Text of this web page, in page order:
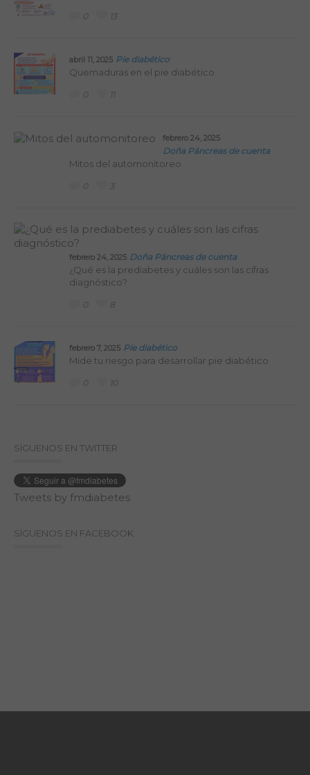
abril 11, 2025 Pie diabético
Quemaduras en el pie diabético
febrero 24, 2025
Doña Páncreas de cuenta
Mitos del automonitoreo
febrero 24, 2025 Doña Páncreas de cuenta
¿Qué es la prediabetes y cuáles son las cifras
diagnóstico?
febrero 7, 2025 Pie diabético
Mide tu riesgo para desarrollar pie diabético
SÍGUENOS EN TWITTER
Tweets by fmdiabetes
SÍGUENOS EN FACEBOOK